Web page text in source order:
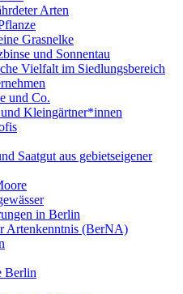
Arten
Grasnelke
und Sonnentau
Vielfalt im Siedlungsbereich
und Co.
Kleingärtner*innen
Saatgut aus gebietseigener
in Berlin
Artenkenntnis (BerNA)
Berlin